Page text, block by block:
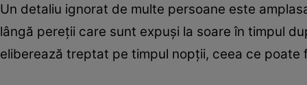
Un detaliu ignorat de multe persoane este
lângă pereții care sunt expuși la soare în timpul
eliberează treptat pe timpul nopții, ceea ce